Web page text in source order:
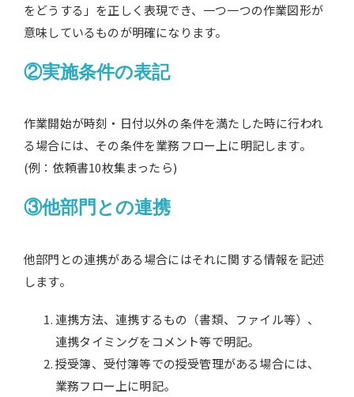
をどうする」を正しく表現でき、一つ一つの作業図形が
意味しているものが明確になります。
②実施条件の表記
作業開始が時刻・日付以外の条件を満たした時に行われ
る場合には、その条件を業務フロー上に明記します。
(例：依頼書10枚集まったら)
③他部門との連携
他部門との連携がある場合にはそれに関する情報を記述
します。
連携方法、連携するもの（書類、ファイル等）、
連携タイミングをコメント等で明記。
授受簿、受付簿等での授受管理がある場合には、
業務フロー上に明記。